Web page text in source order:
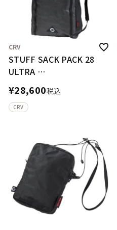
CRV
STUFF SACK PACK 28
ULTRA
ウルトラ
¥28,600税込
CRV